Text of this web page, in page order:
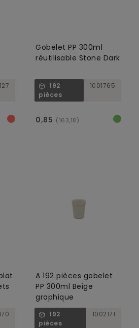
Gobelet PP 300ml
réutilisable Stone Dark
192
pièces
1001765
0,85 (163,18)
A 192 pièces gobelet
PP 300ml Beige
graphique
192
pièces
1002171